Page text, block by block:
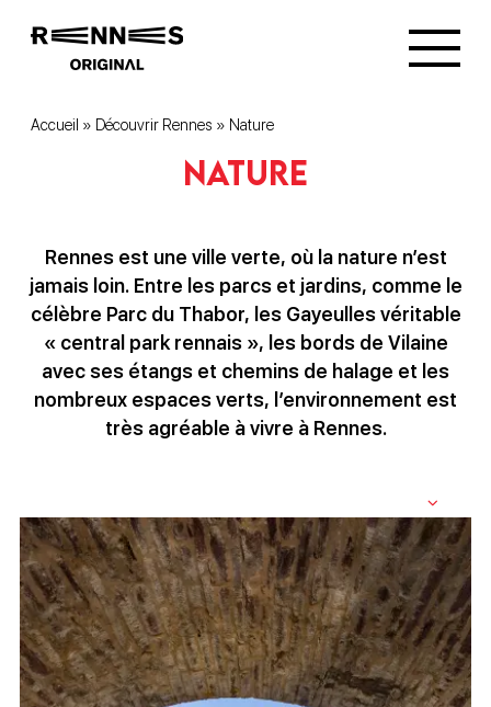
Accueil » Découvrir Rennes » Nature
Nature
Rennes est une ville verte, où la nature n’est
jamais loin. Entre les parcs et jardins, comme le
célèbre Parc du Thabor, les Gayeulles véritable
« central park rennais », les bords de Vilaine
avec ses étangs et chemins de halage et les
nombreux espaces verts, l’environnement est
très agréable à vivre à Rennes.